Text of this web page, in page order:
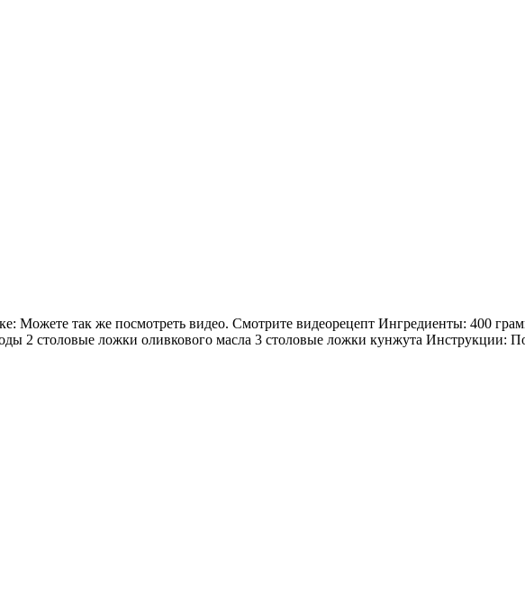
Можете так же посмотреть видео. Смотрите видеорецепт Ингредиенты: 400
2 столовые ложки оливкового масла 3 столовые ложки кунжута Инструкции: